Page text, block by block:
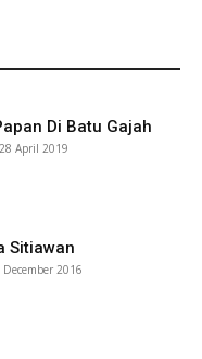
Di Batu Gajah
28 April 2019
Sitiawan
December 2016